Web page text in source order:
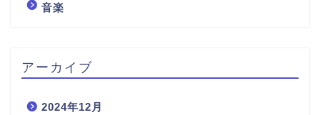
音楽
アーカイブ
2024年12月